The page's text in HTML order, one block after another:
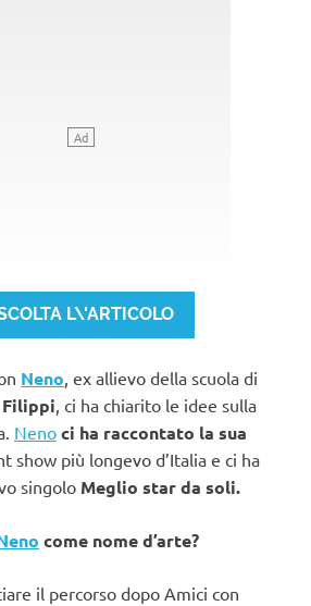
L\'ARTICOLO
Neno , ex allievo della scuola di
, ci ha chiarito le idee sulla
Neno ci ha raccontato la sua
show più longevo d’Italia e ci ha
singolo Meglio star da soli.
come nome d’arte?
il percorso dopo Amici con